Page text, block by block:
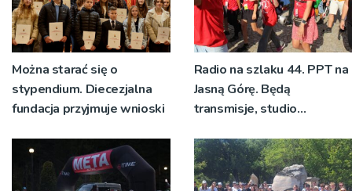
Można starać się o
stypendium. Diecezjalna
fundacja przyjmuje wnioski
Radio na szlaku 44. PPT na
Jasną Górę. Będą
transmisje, studio
pozdrowienia